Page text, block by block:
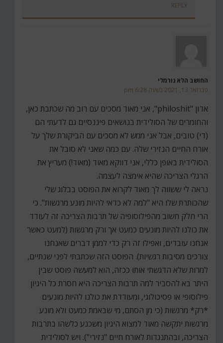
REPLY
החושב הלא נורמלי
פברואר 13, 2021 בשעה 6:28 pm
אדון "philoshit", אני מאוד מסכים עם רוב מה שכתבת כאן,
והחומרים של הסולידית בנושאים פיננסיים גם לדעתי הם
(די) טובים, אבל אני ממש לא מסכים עם הביקורת שלך על
אורח החיים הנזירי שלה. עם כמה שאני לא סובל את
הסולידית באופן כללי, אני דווקא מאוד (מאוד!) מעריץ את
הרגלי הצריכה שהיא אימצה לעצמה.
נראה לי ששווה לך מאוד לקרוא את הפוסט בבלוג שלי
שהכותרת שלו היא "למה לא כדאי להיות מונע מרגשות". כי
הרי חלק חשוב מהפילוסופיה של תרבות הצריכה זה לעודד
את כולנו להיות מונעים כמעט אך ורק מרגשות (למעט כאשר
אנחנו עובדים, ואפילו זה רק כדי לממן דברים שאנחנו
צורכים מסיבות רגשיות). הפוסט הזה שכתבתי לפני שנתיים,
למרות שלא הדגשתי אותו ככזה, הוא למעשה פוסט שבין
היתר בא להסביר למה תרבות הצריכה היא חסרת כל היגיון
פילוסופי או פסיכולוגי, ומעודדת את כולנו להיות מונעים
*רק* מרגשות (כי מן הסתם, מי שבאמת כמעט ולא מונע
מרגשות יתקשה מאוד למצוא היגיון משכנע כלשהו בתרבות
הצריכה, ובהתנגדות לאורח חיים "נזירי"). ויש לסולידית